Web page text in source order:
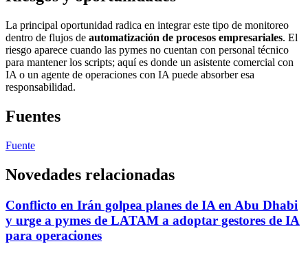
La principal oportunidad radica en integrar este tipo de monitoreo
dentro de flujos de automatización de procesos empresariales. El
riesgo aparece cuando las pymes no cuentan con personal técnico
para mantener los scripts; aquí es donde un asistente comercial con
IA o un agente de operaciones con IA puede absorber esa
responsabilidad.
Fuentes
Fuente
Novedades relacionadas
Conflicto en Irán golpea planes de IA en Abu Dhabi
y urge a pymes de LATAM a adoptar gestores de IA
para operaciones